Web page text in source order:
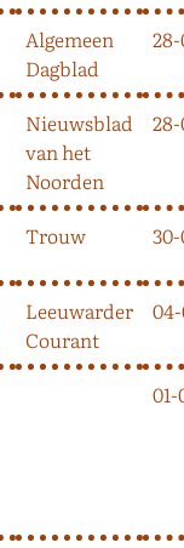
Algemeen
Dagblad
28-
Nieuwsblad
van het
Noorden
28-
Trouw 30-
Leeuwarder
Courant
01-